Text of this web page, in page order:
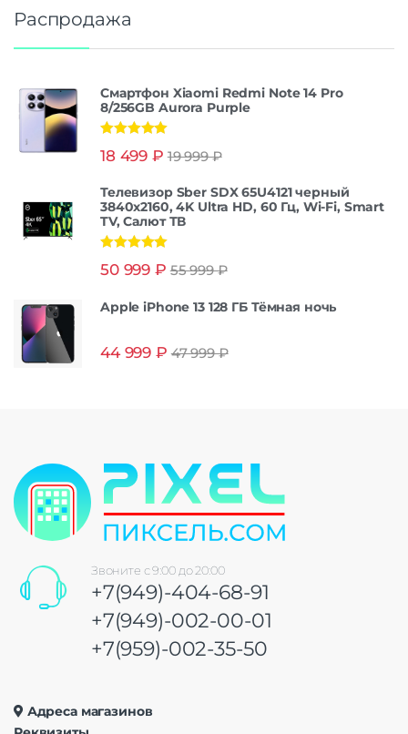
Распродажа
Смартфон Xiaomi Redmi Note 14 Pro
8/256GB Aurora Purple
из 5
18 499 ₽ 19 999₽
Телевизор Sber SDX 65U4121 черный
3840x2160, 4K Ultra HD, 60 Гц, Wi-Fi, Smart
TV, Салют ТВ
из 5
50 999 ₽ 55 999₽
Apple iPhone 13 128 ГБ Тёмная ночь
44 999 ₽ 47 999₽
Звоните с 9:00 до 20:00
+7(949)-404-68-91
+7(949)-002-00-01
+7(959)-002-35-50
Адреса магазинов